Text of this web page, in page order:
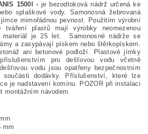
1500l - je bezodtoková nádrž určená ke
splaškové vody. Samonosná žebrovaná
mimořádnou pevnost. Použitím výrobní
tváření plastů mají výrobky neomezenou
materiál je 25 let. Samonosné nádrže se
a zasypávají pískem nebo štěrkopískem.
ani betonové podloží. Plastové jímky
pro dešťovou vodu včetně
vodu jsou opatřeny bezpečnostním
součásti dodávky. Příslušenství, které lze
je nadstavení komínu. POZOR při instalaci
montážním návodem.
mm